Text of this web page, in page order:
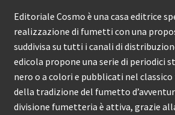
Editoriale Cosmo è una casa editrice
realizzazione di fumetti con una
suddivisa su tutti i canali di
edicola propone una serie di periodici
nero o a colori e pubblicati nel
della tradizione del fumetto
divisione fumetteria è attiva, grazie